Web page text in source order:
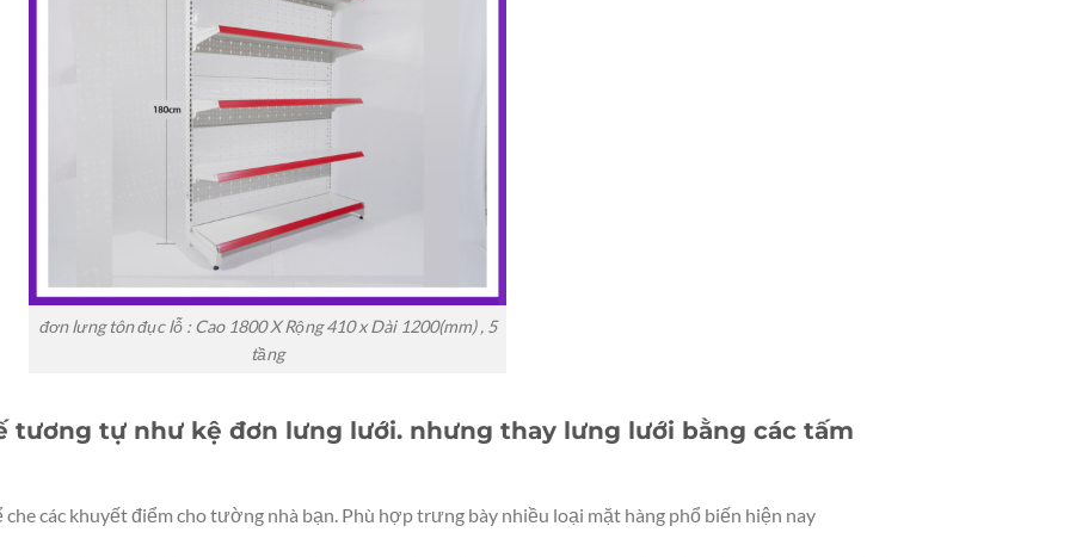
đơn lưng tôn đục lỗ : Cao 1800 X Rộng 410 x Dài 1200(mm) , 5
tầng
tương tự như kệ đơn lưng lưới. nhưng thay lưng lưới bằng các tấm
các khuyết điểm cho tường nhà bạn. Phù hợp trưng bày nhiều loại mặt hàng phổ biến hiện nay